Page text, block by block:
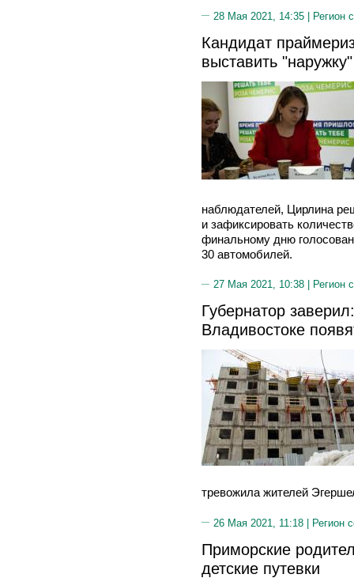
28 Мая 2021, 14:35 | Регион
Кандидат
выставить "наружку"
наблюдателей, Цирлина
и зафиксировать
финальному дню
30 автомобилей.
27 Мая 2021, 10:38 | Регион
Губернатор
Владивостоке
тревожила жителей
26 Мая 2021, 11:18 | Регион
Приморские
детские путевки